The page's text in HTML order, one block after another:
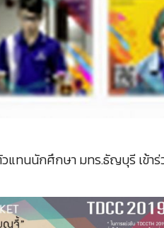
แทนนักศึกษา มทร.ธัญบุรี เข้า